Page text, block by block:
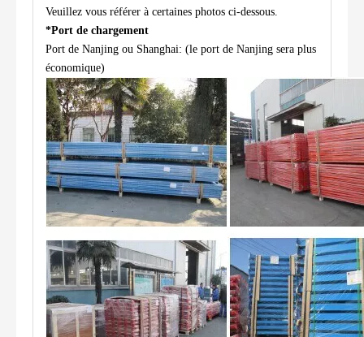
Veuillez vous référer à certaines photos ci-dessous.
*Port de chargement
Port de Nanjing ou Shanghai: (le port de Nanjing sera plus
économique)